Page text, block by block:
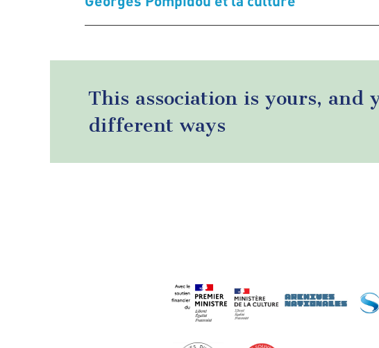
This association is yours, and
different ways